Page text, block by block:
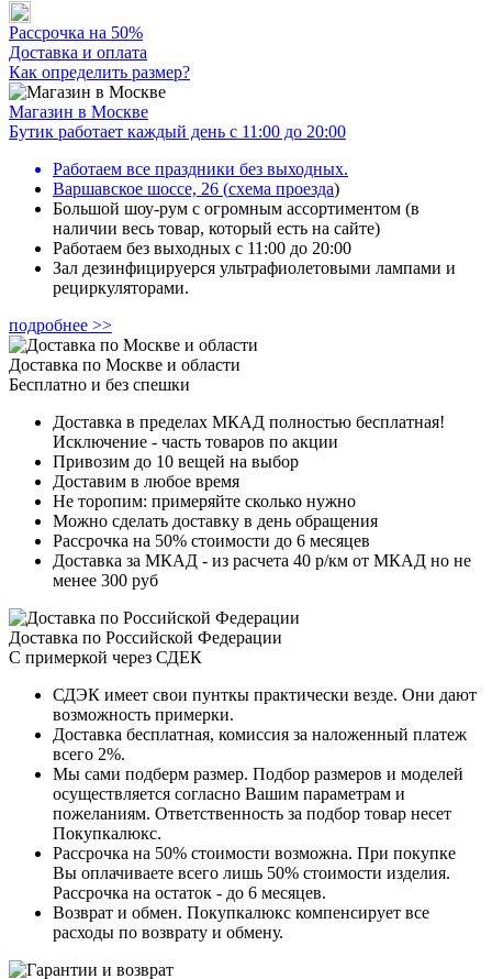
Рассрочка на 50%
Доставка и оплата
Как определить размер?
Магазин в Москве
Бутик работает каждый день с 11:00 до 20:00
Работаем все праздники без выходных.
Варшавское шоссе, 26 (схема проезда)
Большой шоу-рум с огромным ассортиментом (в
наличии весь товар, который есть на сайте)
Работаем без выходных с 11:00 до 20:00
Зал дезинфицируерся ультрафиолетовыми лампами и
рециркуляторами.
подробнее >>
Доставка по Москве и области
Бесплатно и без спешки
Доставка в пределах МКАД полностью бесплатная!
Исключение - часть товаров по акции
Привозим до 10 вещей на выбор
Доставим в любое время
Не торопим: примеряйте сколько нужно
Можно сделать доставку в день обращения
Рассрочка на 50% стоимости до 6 месяцев
Доставка за МКАД - из расчета 40 р/км от МКАД но не
менее 300 руб
Доставка по Российской Федерации
С примеркой через СДЕК
СДЭК имеет свои пунткы практически везде. Они дают
возможность примерки.
Доставка бесплатная, комиссия за наложенный платеж
всего 2%.
Мы сами подберм размер. Подбор размеров и моделей
осуществляется согласно Вашим параметрам и
пожеланиям. Ответственность за подбор товар несет
Покупкалюкс.
Рассрочка на 50% стоимости возможна. При покупке
Вы оплачиваете всего лишь 50% стоимости изделия.
Рассрочка на остаток - до 6 месяцев.
Возврат и обмен. Покупкалюкс компенсирует все
расходы по возврату и обмену.